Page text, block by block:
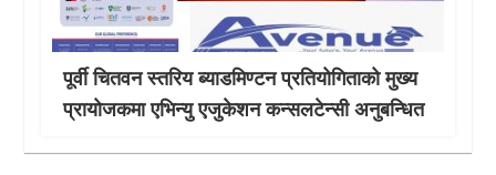
पूर्वी चितवन स्तरिय ब्याडमिण्टन प्रतियोगिताको मुख्य
प्रायोजकमा एभिन्यु एजुकेशन कन्सलटेन्सी अनुबन्धित